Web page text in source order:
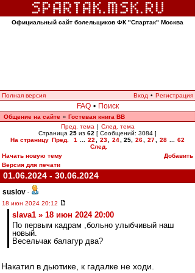
Официальный сайт болельщиков ФК "Спартак" Москва
Полная версия Вход • Регистрация
FAQ • Поиск
Общение на сайте » Гостевая книга ВВ
Пред. тема | След. тема
Страница 25 из 62 [ Сообщений: 3084 ]
На страницу Пред. 1 22 23 24 25 26 27 28
62
След.
Начать новую тему
Добавить
Версия для печати
01.06.2024 - 30.06.2024
suslov -
18 июн 2024 20:12
slava1 » 18 июн 2024 20:00
По первым кадрам ,больно улыбчивый наш
новый.
Весельчак балагур два?
Накатил в дьютике, к гадалке не ходи.